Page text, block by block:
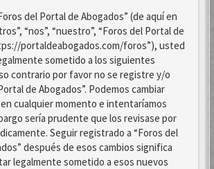
del Portal de Abogados” (de aquí en
“nos”, “nuestro”, “Foros del Portal de
portaldeabogados.com/foros”), usted
sometido a los siguientes
contrario por favor no se registre y/o
de Abogados”. Podemos cambiar
cualquier momento e intentaríamos
sería prudente que los revisase por
Seguir registrado a “Foros del
después de esos cambios significa
legalmente sometido a esos nuevos